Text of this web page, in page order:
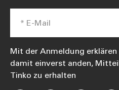
Mit der Anmeldung erklären
damit einverst anden,
Tinko zu erhalten